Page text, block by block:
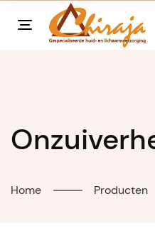
Home Producten